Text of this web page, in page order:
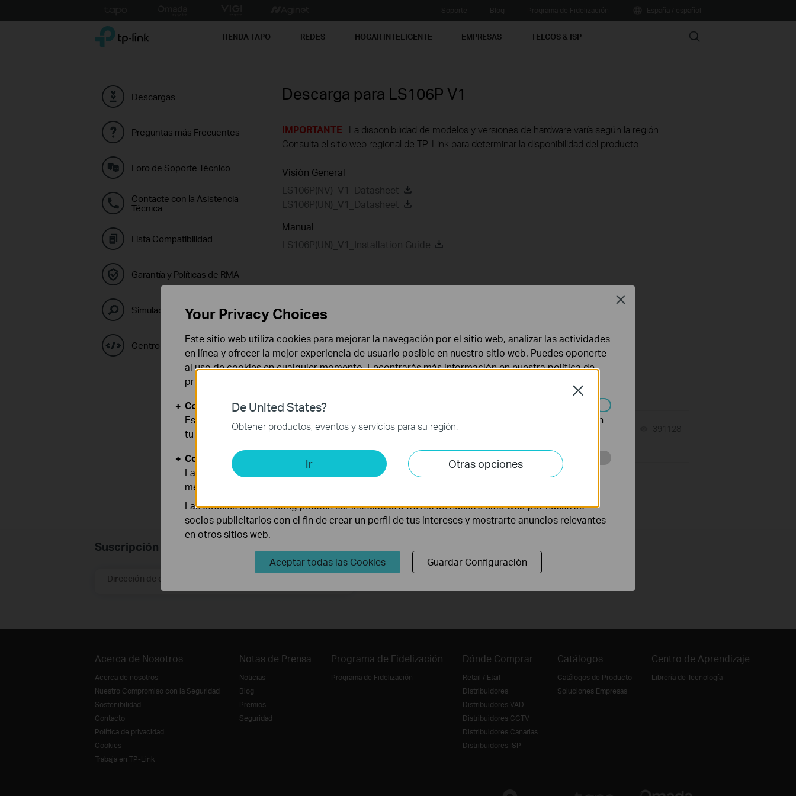
to
TP-Link, Reliably Smart TIENDA TAPO REDES HOGAR INTELIGENTE EMPRESAS TELCOS & ISP Search
Descargas
Preguntas más Frecuentes
Foro de Soporte Técnico
Contacte con la Asistencia
Técnica
Lista Compatibilidad
Garantía y Políticas de RMA
Simulador TP-Link
Centro de Códigos GPL
Descarga para LS106P V1
IMPORTANTE : La disponibilidad de modelos y versiones de hardware varía según la región.
Consulta el sitio web regional de TP-Link para determinar la disponibilidad del producto.
Visión General
LS106P(NV)_V1_Datasheet
LS106P(UN)_V1_Datasheet
Manual
LS106P(UN)_V1_Installation Guide
Frecuentes
Filtro de funciones: Todo Solución de problemas
¿Por qué el dispositivo alimentado por PoE no funciona
391128
Suscripción
Dirección de correo electrónico
Acerca de Nosotros
Acerca de nosotros
Nuestro Compromiso con la Seguridad
Sostenibilidad
Contacto
Política de privacidad
Cookies
Trabaja en TP-Link
Notas de Prensa
Noticias
Blog
Premios
Seguridad
Programa de Fidelización
Programa de Fidelización
Dónde Comprar
Retail / Etail
Distribuidores
Distribuidores VAD
Distribuidores CCTV
Distribuidores Canarias
Distribuidores ISP
Catálogos
Catálogos de Producto
Soluciones Empresas
Centro de Aprendizaje
Librería de Tecnología
De United States?
Obtener productos, eventos y servicios para su región.
Ir Otras opciones
Close
Your Privacy Choices
Este sitio web utiliza cookies para mejorar la navegación por el sitio web, analizar las actividades
en línea y ofrecer la mejor experiencia de usuario posible en nuestro sitio web. Puedes oponerte
al uso de cookies en cualquier momento. Encontrarás más información en nuestrapolítica de
privacidad
Cookies Básicas
Estas cookies son necesarias para el funcionamiento del sitio web y no pueden desactivarse en
tu sistema.
Cookies de Análisis y de Marketing
Las cookies de análisis nos permiten analizar tus actividades en nuestro sitio web con el fin de
mejorar y adaptar la funcionalidad del mismo.
Las cookies de marketing pueden ser instaladas a través de nuestro sitio web por nuestros
socios publicitarios con el fin de crear un perfil de tus intereses y mostrarte anuncios relevantes
en otros sitios web.
Aceptar todas las Cookies Guardar Configuración
Close